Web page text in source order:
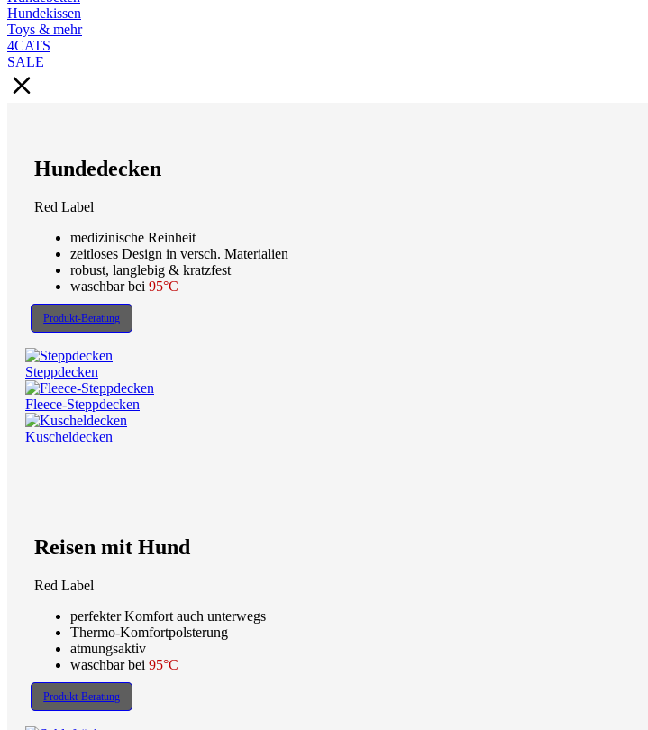
Hundekissen
Toys & mehr
4CATS
SALE
Hundedecken
Red Label
medizinische Reinheit
zeitloses Design in versch. Materialien
robust, langlebig & kratzfest
waschbar bei 95°C
Produkt-Beratung
Steppdecken
Fleece-Steppdecken
Kuscheldecken
Reisen mit Hund
Red Label
perfekter Komfort auch unterwegs
Thermo-Komfortpolsterung
atmungsaktiv
waschbar bei 95°C
Produkt-Beratung